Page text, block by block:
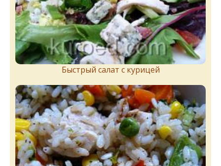
Быстрый салат с курицей